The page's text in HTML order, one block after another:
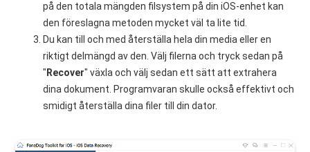
på den totala mängden filsystem på din iOS-enhet kan
den föreslagna metoden mycket väl ta lite tid.
Du kan till och med återställa hela din media eller en
riktigt delmängd av den. Välj filerna och tryck sedan på
" Recover" växla och välj sedan ett sätt att extrahera
dina dokument. Programvaran skulle också effektivt och
smidigt återställa dina filer till din dator.